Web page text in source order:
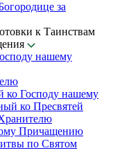
за
к Таинствам
нашему
ко Господу нашему
ко Пресвятей
Причащению
по Святом